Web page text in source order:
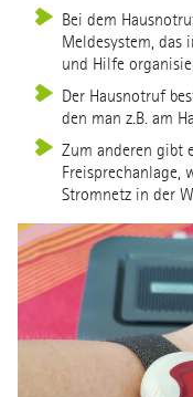
Bei dem
Meldesystem,
und Hilfe
Der Hausnotruf
den man z.B. am
Zum anderen gibt
Freisprechanlage,
Stromnetz in der